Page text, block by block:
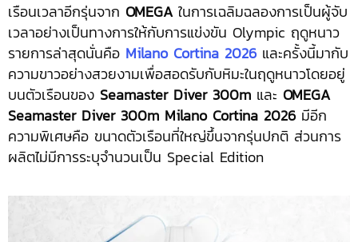
เรือนเวลาอีกรุ่นจาก OMEGAในการเฉลิมฉลองการเป็นผู้จับ
เวลาอย่างเป็นทางการให้กับการแข่งขัน Olympic ฤดูหนาว
รายการล่าสุดนั่นคือ Milano Cortina 2026 และครั้งนี้มากับ
ความขาวอย่างสวยงามเพื่อสอดรับกับหิมะในฤดูหนาวโดยอยู่
บนตัวเรือนของ Seamaster Diver 300m และ OMEGA
Seamaster Diver 300m Milano Cortina 2026 มีอีก
ความพิเศษคือ ขนาดตัวเรือนที่ใหญ่ขึ้นจากรุ่นปกติ ส่วนการ
ผลิตไม่มีการระบุจำนวนเป็น Special Edition